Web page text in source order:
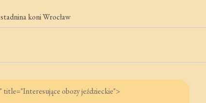
stadnina koni Wrocław